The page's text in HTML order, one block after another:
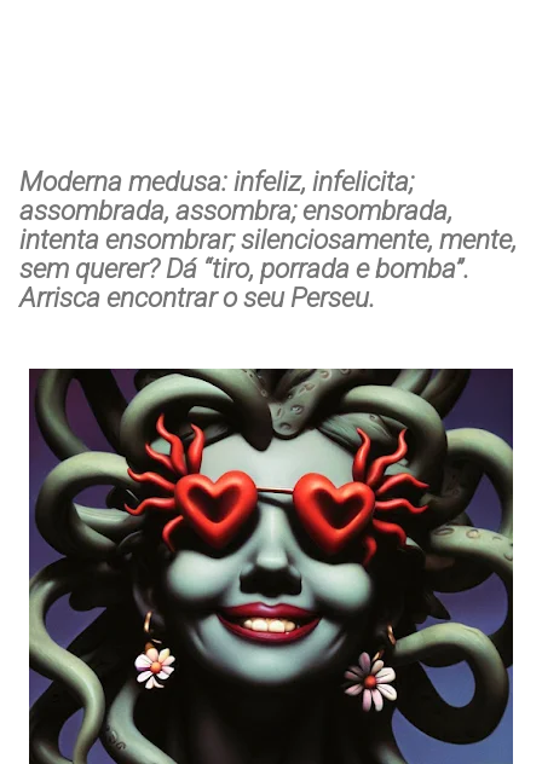
Moderna medusa: infeliz, infelicita;
assombrada, assombra; ensombrada,
intenta ensombrar; silenciosamente, mente,
sem querer? Dá “tiro, porrada e bomba”.
Arrisca encontrar o seu Perseu.